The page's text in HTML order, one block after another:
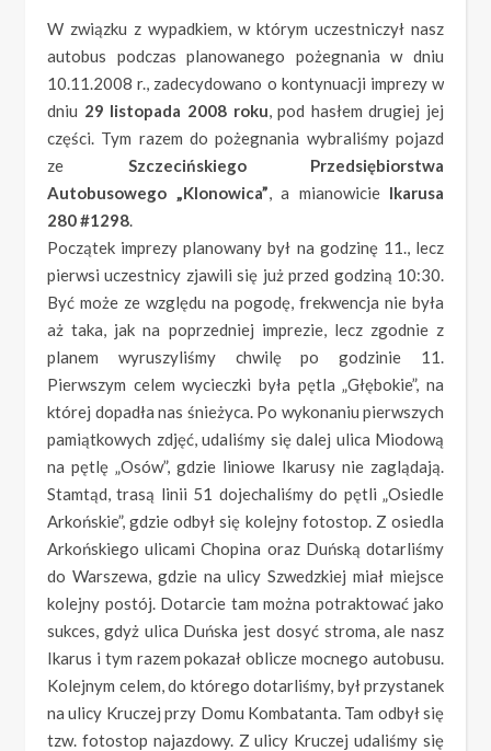
W związku z wypadkiem, w którym uczestniczył nasz
autobus podczas planowanego pożegnania w dniu
10.11.2008 r., zadecydowano o kontynuacji imprezy w
dniu 29 listopada 2008 roku, pod hasłem drugiej jej
części. Tym razem do pożegnania wybraliśmy pojazd
ze Szczecińskiego Przedsiębiorstwa
Autobusowego „Klonowica”, a mianowicie Ikarusa
280 #1298.
Początek imprezy planowany był na godzinę 11., lecz
pierwsi uczestnicy zjawili się już przed godziną 10:30.
Być może ze względu na pogodę, frekwencja nie była
aż taka, jak na poprzedniej imprezie, lecz zgodnie z
planem wyruszyliśmy chwilę po godzinie 11.
Pierwszym celem wycieczki była pętla „Głębokie”, na
której dopadła nas śnieżyca. Po wykonaniu pierwszych
pamiątkowych zdjęć, udaliśmy się dalej ulica Miodową
na pętlę „Osów”, gdzie liniowe Ikarusy nie zaglądają.
Stamtąd, trasą linii 51 dojechaliśmy do pętli „Osiedle
Arkońskie”, gdzie odbył się kolejny fotostop. Z osiedla
Arkońskiego ulicami Chopina oraz Duńską dotarliśmy
do Warszewa, gdzie na ulicy Szwedzkiej miał miejsce
kolejny postój. Dotarcie tam można potraktować jako
sukces, gdyż ulica Duńska jest dosyć stroma, ale nasz
Ikarus i tym razem pokazał oblicze mocnego autobusu.
Kolejnym celem, do którego dotarliśmy, był przystanek
na ulicy Kruczej przy Domu Kombatanta. Tam odbył się
tzw. fotostop najazdowy. Z ulicy Kruczej udaliśmy się